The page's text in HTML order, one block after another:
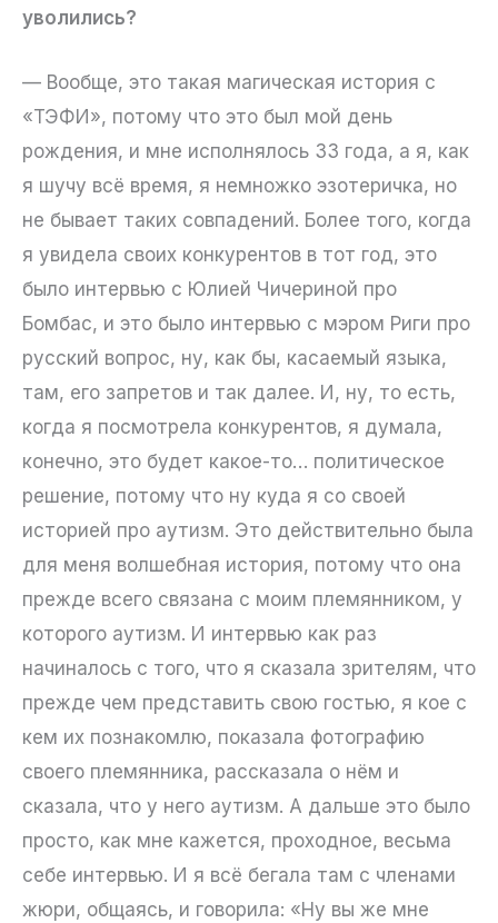
уволились?
— Вообще, это такая магическая история с
«ТЭФИ», потому что это был мой день
рождения, и мне исполнялось 33 года, а я, как
я шучу всё время, я немножко эзотеричка, но
не бывает таких совпадений. Более того, когда
я увидела своих конкурентов в тот год, это
было интервью с Юлией Чичериной про
Бомбас, и это было интервью с мэром Риги про
русский вопрос, ну, как бы, касаемый языка,
там, его запретов и так далее. И, ну, то есть,
когда я посмотрела конкурентов, я думала,
конечно, это будет какое-то… политическое
решение, потому что ну куда я со своей
историей про аутизм. Это действительно была
для меня волшебная история, потому что она
прежде всего связана с моим племянником, у
которого аутизм. И интервью как раз
начиналось с того, что я сказала зрителям, что
прежде чем представить свою гостью, я кое с
кем их познакомлю, показала фотографию
своего племянника, рассказала о нём и
сказала, что у него аутизм. А дальше это было
просто, как мне кажется, проходное, весьма
себе интервью. И я всё бегала там с членами
жюри, общаясь, и говорила: «Ну вы же мне